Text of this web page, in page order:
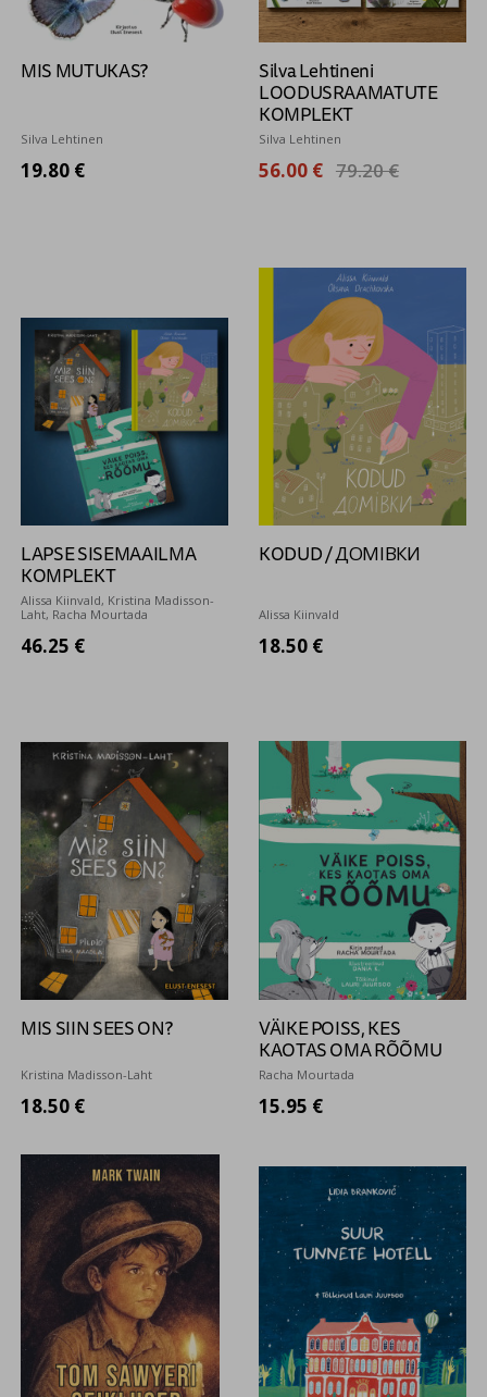
MIS MUTUKAS?
Silva Lehtinen
19.80 €
Silva Lehtineni
LOODUSRAAMATUTE
KOMPLEKT
Silva Lehtinen
56.00 € 79.20 €
LAPSE SISEMAAILMA
KOMPLEKT
Alissa Kiinvald, Kristina Madisson-
Laht, Racha Mourtada
46.25 €
KODUD / ДОМІВКИ
Alissa Kiinvald
18.50 €
MIS SIIN SEES ON?
Kristina Madisson-Laht
18.50 €
VÄIKE POISS, KES
KAOTAS OMA RÕÕMU
Racha Mourtada
15.95 €